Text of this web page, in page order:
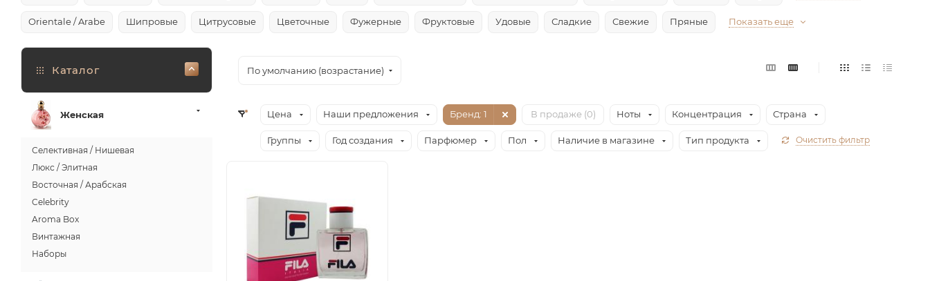
Orientale / Arabe Шипровые Цитрусовые Цветочные Фужерные Фруктовые Удовые Сладкие Свежие Пряные Показать еще
По умолчанию (возрастание)
Цена Наши предложения Бренд: 1 В продаже (0) Ноты Концентрация Страна
Группы Год создания Парфюмер Пол Наличие в магазине Тип продукта Очистить фильтр
Каталог
Женская
Селективная / Нишевая
Люкс / Элитная
Восточная / Арабская
Celebrity
Aroma Box
Винтажная
Наборы